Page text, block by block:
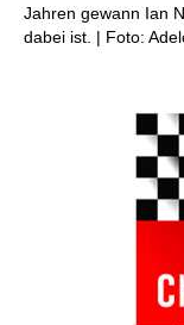
Jahren gewann Ian
dabei ist. | Foto: